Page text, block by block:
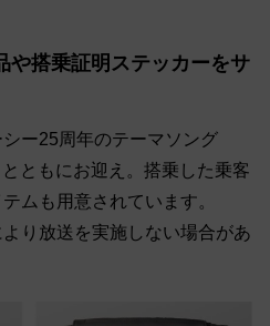
や搭乗証明ステッカーをサ
ー25周年のテーマソング
ともにお迎え。搭乗した乗客
ムも用意されています。
り放送を実施しない場合があ